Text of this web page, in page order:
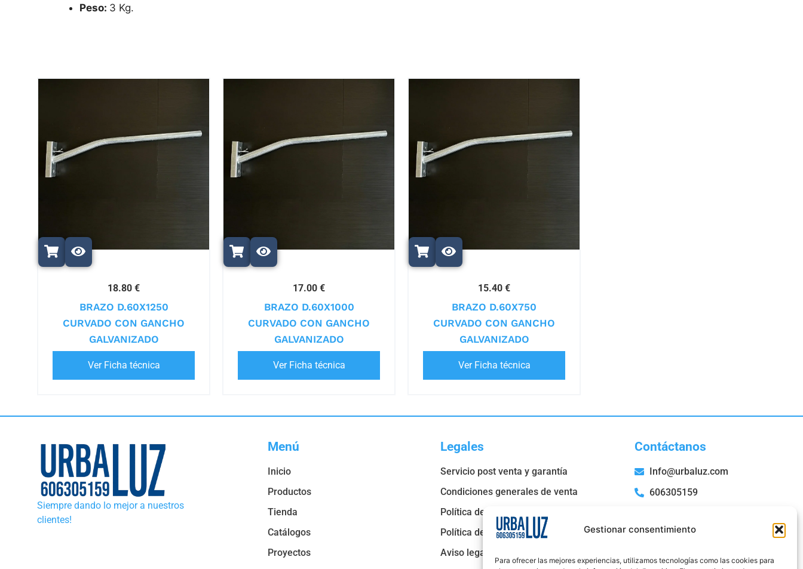
Gestionar consentimiento
Para ofrecer las mejores experiencias, utilizamos tecnologías como las cookies para
Peso: 3 Kg.
18.80 €
BRAZO D.60X1250
CURVADO CON GANCHO
GALVANIZADO
Ver Ficha técnica
17.00 €
BRAZO D.60X1000
CURVADO CON GANCHO
GALVANIZADO
Ver Ficha técnica
15.40 €
BRAZO D.60X750
CURVADO CON GANCHO
GALVANIZADO
Ver Ficha técnica
Siempre dando lo mejor a nuestros
clientes!
Menú
Inicio
Productos
Tienda
Catálogos
Proyectos
Legales
Servicio post venta y garantía
Condiciones generales de venta
Política de privacidad
Política de cookies
Aviso legal
Contáctanos
Info@urbaluz.com
606305159
36204 Vigo- Pontevedra